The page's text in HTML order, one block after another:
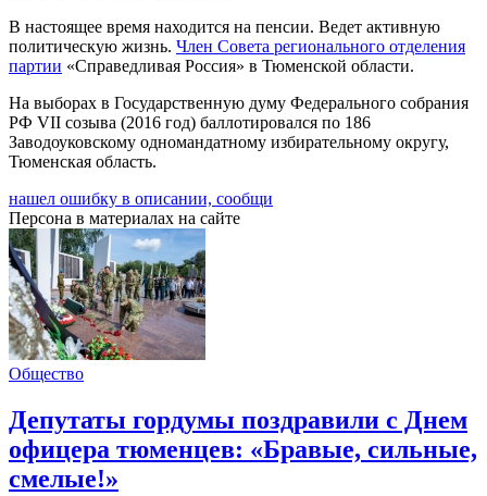
В настоящее время находится на пенсии. Ведет активную
политическую жизнь. Член Совета регионального отделения
партии «Справедливая Россия» в Тюменской области.
На выборах в Государственную думу Федерального собрания
РФ VII созыва (2016 год) баллотировался по 186
Заводоуковскому одномандатному избирательному округу,
Тюменская область.
нашел ошибку в описании, сообщи
Персона в материалах на сайте
Общество
Депутаты гордумы поздравили с Днем
офицера тюменцев: «Бравые, сильные,
смелые!»